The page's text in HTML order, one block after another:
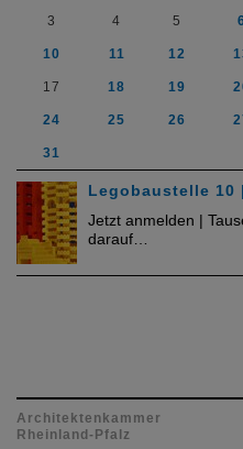
3 4 5 6
10 11 12
17 18 19
24 25 26
31
Legobaustelle 10
Jetzt anmelden |
darauf…
Architektenkammer
Rheinland-Pfalz